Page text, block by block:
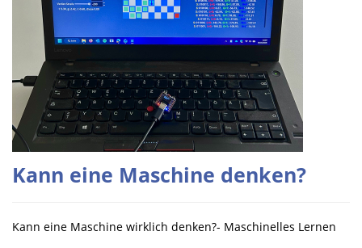
Kann eine Maschine denken?
Kann eine Maschine wirklich denken?- Maschinelles Lernen